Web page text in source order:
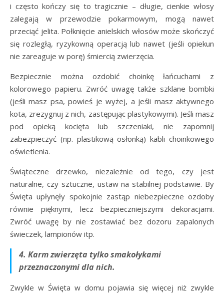
i często kończy się to tragicznie – długie, cienkie włosy
zalegają w przewodzie pokarmowym, mogą nawet
przeciąć jelita. Połknięcie anielskich włosów może skończyć
się rozległą, ryzykowną operacją lub nawet (jeśli opiekun
nie zareaguje w porę) śmiercią zwierzęcia.
Bezpiecznie można ozdobić choinkę łańcuchami z
kolorowego papieru. Zwróć uwagę także szklane bombki
(jeśli masz psa, powieś je wyżej, a jeśli masz aktywnego
kota, zrezygnuj z nich, zastępując plastykowymi). Jeśli masz
pod opieką kocięta lub szczeniaki, nie zapomnij
zabezpieczyć (np. plastikową osłonką) kabli choinkowego
oświetlenia.
Świąteczne drzewko, niezależnie od tego, czy jest
naturalne, czy sztuczne, ustaw na stabilnej podstawie. By
Święta upłynęły spokojnie zastąp niebezpieczne ozdoby
równie pięknymi, lecz bezpieczniejszymi dekoracjami.
Zwróć uwagę by nie zostawiać bez dozoru zapalonych
świeczek, lampionów itp.
4. Karm zwierzęta tylko smakołykami
przeznaczonymi dla nich.
Zwykle w Święta w domu pojawia się więcej niż zwykle